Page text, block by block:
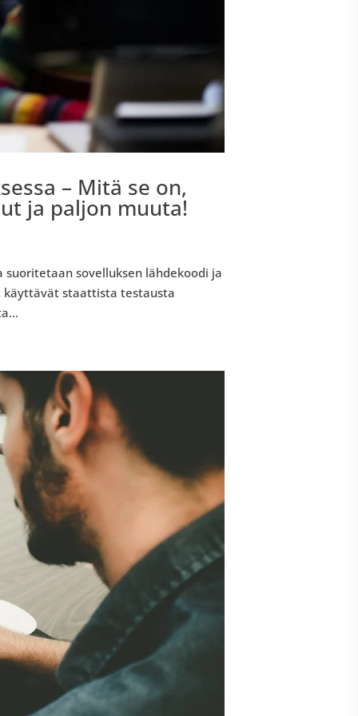
– Mitä se on,
ja paljon muuta!
sovelluksen lähdekoodi ja
käyttävät staattista testausta